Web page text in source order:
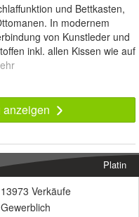
und Bettkasten,
In modernem
von Kunstleder und
inkl. allen Kissen wie auf
Platin
13973 Verkäufe
Gewerblich